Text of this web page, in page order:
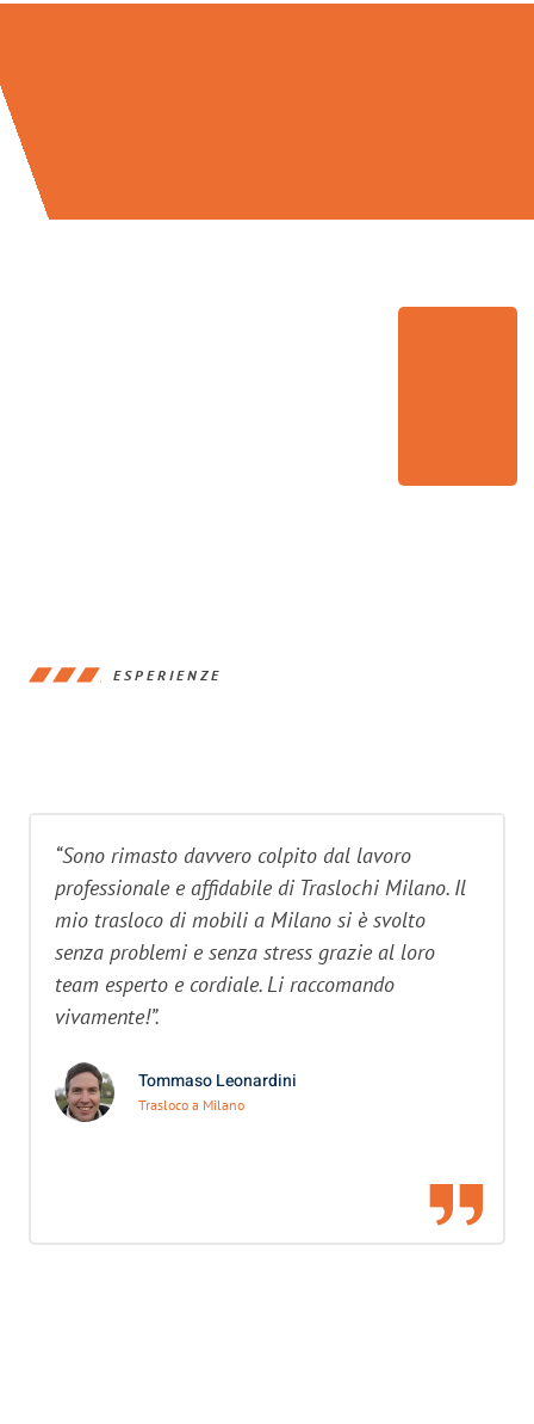
ESPERIENZE
“Sono rimasto davvero colpito dal lavoro
professionale e affidabile di Traslochi Milano. Il
mio trasloco di mobili a Milano si è svolto
senza problemi e senza stress grazie al loro
team esperto e cordiale. Li raccomando
vivamente!”.
Tommaso Leonardini
Trasloco a Milano